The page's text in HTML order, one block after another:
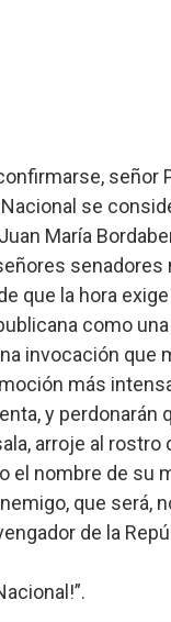
señor
se
María
senadores
que la hora
como
invocación que
más
y perdonarán
arroje al rostro
el nombre de su
que será,
de la